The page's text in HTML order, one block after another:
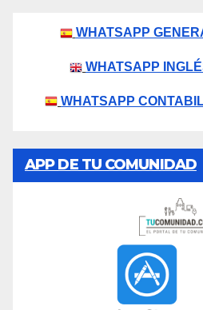
WHATSAPP
WHATSAPP
WHATSAPP
APP DE TU COMUNIDAD